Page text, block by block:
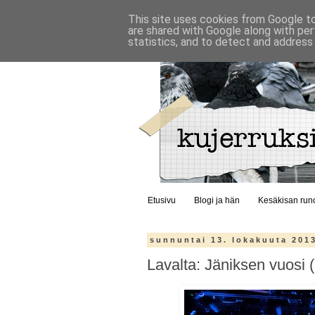
Etusivu Blogi ja hän Kesäkisan
sunnuntai 13. lokakuuta
Lavalta: Jäniksen vuosi
This site uses cookies from Google
are shared with Google along with
statistics, and to detect and address